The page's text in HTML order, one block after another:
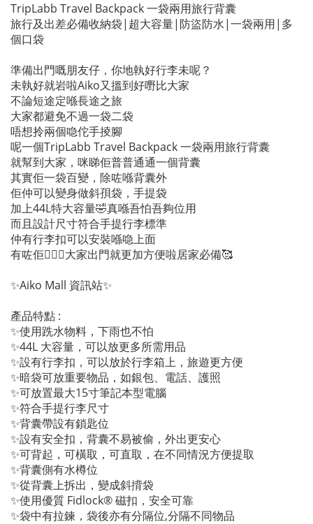
TripLabb Travel Backpack 一袋兩用旅行背囊
旅行及出差必備收納袋|超大容量|防盜防水|一袋兩用|多
個口袋
準備出門嘅朋友仔，你地執好行李未呢？
未執好就岩啦Aiko又搵到好嘢比大家
不論短途定喺長途之旅
大家都避免不過一袋二袋
唔想拎兩個喼佗手掕腳
呢一個TripLabb Travel Backpack 一袋兩用旅行背囊
就幫到大家，咪睇佢普普通通一個背囊
其實佢一袋百變，除咗喺背囊外
佢仲可以變身做斜孭袋，手提袋
加上44L特大容量🤣真喺吾怕吾夠位用
而且設計尺寸符合手提行李標準
仲有行李扣可以安裝喺喼上面
有咗佢🙋🏻‍♀️大家出門就更加方便啦居家必備🥰
✨Aiko Mall 資訊站✨
產品特點 :
✨使用跣水物料，下雨也不怕
✨44L 大容量，可以放更多所需用品
✨設有行李扣，可以放於行李箱上，旅遊更方便
✨暗袋可放重要物品，如銀包、電話、護照
✨可放置最大15寸筆記本型電腦
✨符合手提行李尺寸
✨背囊帶設有鎖匙位
✨設有安全扣，背囊不易被偷，外出更安心
✨可背起，可橫取，可直取，在不同情況方便提取
✨背囊側有水樽位
✨從背囊上拆出，變成斜揹袋
✨使用優質 Fidlock® 磁扣，安全可靠
✨袋中有拉鍊，袋後亦有分隔位,分隔不同物品